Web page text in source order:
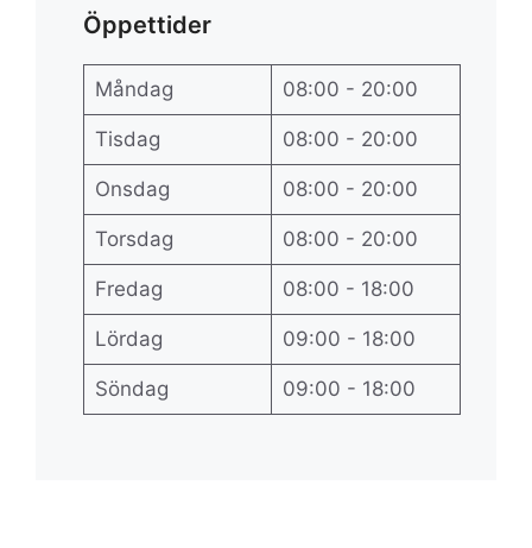
Öppettider
Måndag 08:00 - 20:00
Tisdag 08:00 - 20:00
Onsdag 08:00 - 20:00
Torsdag 08:00 - 20:00
Fredag 08:00 - 18:00
Lördag 09:00 - 18:00
Söndag 09:00 - 18:00